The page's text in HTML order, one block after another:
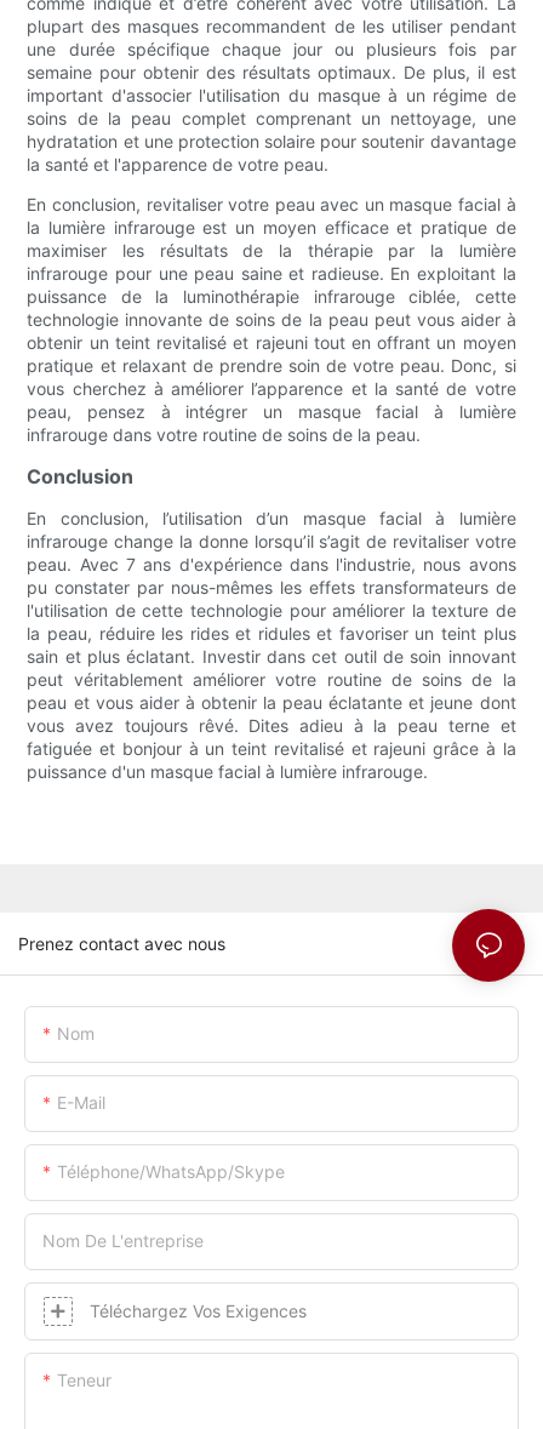
plupart des masques recommandent de les utiliser pendant
une durée spécifique chaque jour ou plusieurs fois par
semaine pour obtenir des résultats optimaux. De plus, il est
important d'associer l'utilisation du masque à un régime de
soins de la peau complet comprenant un nettoyage, une
hydratation et une protection solaire pour soutenir davantage
la santé et l'apparence de votre peau.
En conclusion, revitaliser votre peau avec un masque facial à
la lumière infrarouge est un moyen efficace et pratique de
maximiser les résultats de la thérapie par la lumière
infrarouge pour une peau saine et radieuse. En exploitant la
puissance de la luminothérapie infrarouge ciblée, cette
technologie innovante de soins de la peau peut vous aider à
obtenir un teint revitalisé et rajeuni tout en offrant un moyen
pratique et relaxant de prendre soin de votre peau. Donc, si
vous cherchez à améliorer l’apparence et la santé de votre
peau, pensez à intégrer un masque facial à lumière
infrarouge dans votre routine de soins de la peau.
Conclusion
En conclusion, l’utilisation d’un masque facial à lumière
infrarouge change la donne lorsqu’il s’agit de revitaliser votre
peau. Avec 7 ans d'expérience dans l'industrie, nous avons
pu constater par nous-mêmes les effets transformateurs de
l'utilisation de cette technologie pour améliorer la texture de
la peau, réduire les rides et ridules et favoriser un teint plus
sain et plus éclatant. Investir dans cet outil de soin innovant
peut véritablement améliorer votre routine de soins de la
peau et vous aider à obtenir la peau éclatante et jeune dont
vous avez toujours rêvé. Dites adieu à la peau terne et
fatiguée et bonjour à un teint revitalisé et rajeuni grâce à la
puissance d'un masque facial à lumière infrarouge.
Prenez contact avec nous
Nom
E-Mail
Téléphone/WhatsApp/Skype
Nom De L'entreprise
Téléchargez Vos Exigences
Teneur